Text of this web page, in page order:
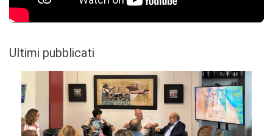
Ultimi pubblicati